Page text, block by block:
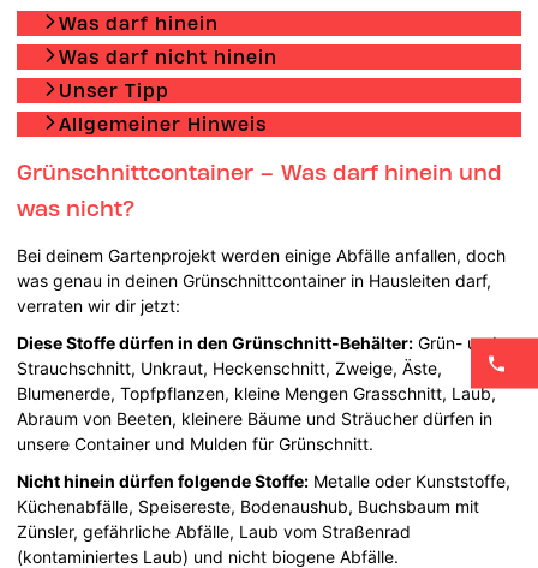
Was darf hinein
Was darf nicht hinein
Unser Tipp
Allgemeiner Hinweis
Grünschnittcontainer – Was darf hinein und
was nicht?
Bei deinem Gartenprojekt werden einige Abfälle anfallen, doch
was genau in deinen Grünschnittcontainer in Hausleiten darf,
verraten wir dir jetzt:
Diese Stoffe dürfen in den Grünschnitt-Behälter: Grün- und
Strauchschnitt, Unkraut, Heckenschnitt, Zweige, Äste,
Blumenerde, Topfpflanzen, kleine Mengen Grasschnitt, Laub,
Abraum von Beeten, kleinere Bäume und Sträucher dürfen in
unsere Container und Mulden für Grünschnitt.
Nicht hinein dürfen folgende Stoffe: Metalle oder Kunststoffe,
Küchenabfälle, Speisereste, Bodenaushub, Buchsbaum mit
Zünsler, gefährliche Abfälle, Laub vom Straßenrad
(kontaminiertes Laub) und nicht biogene Abfälle.